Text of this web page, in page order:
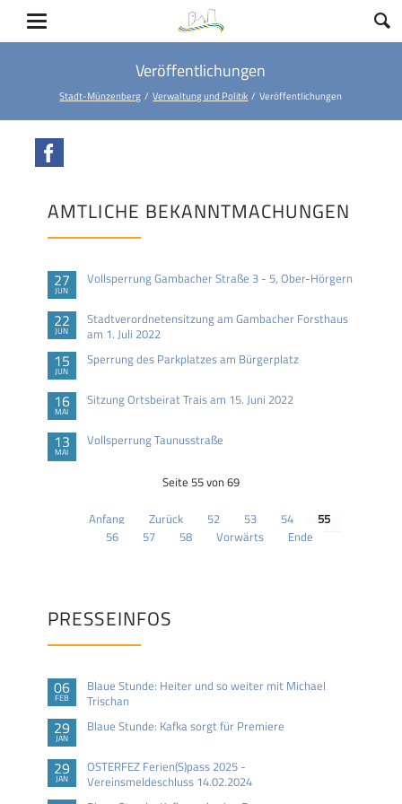
Veröffentlichungen
Stadt-Münzenberg Verwaltung und Politik Veröffentlichungen
AMTLICHE BEKANNTMACHUNGEN
27
JUN
Vollsperrung Gambacher Straße 3 - 5, Ober-Hörgern
22
JUN
Stadtverordnetensitzung am Gambacher Forsthaus
am 1. Juli 2022
15
JUN
Sperrung des Parkplatzes am Bürgerplatz
16
MAI
Sitzung Ortsbeirat Trais am 15. Juni 2022
13
MAI
Vollsperrung Taunusstraße
Seite 55 von 69
Anfang Zurück 52 53 54
55
56
57 58 Vorwärts Ende
PRESSEINFOS
06
FEB
Blaue Stunde: Heiter und so weiter mit Michael
Trischan
29
JAN
Blaue Stunde: Kafka sorgt für Premiere
29
JAN
OSTERFEZ Ferien(S)pass 2025 -
Vereinsmeldeschluss 14.02.2024